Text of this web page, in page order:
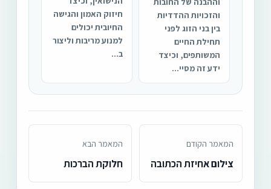
והזכויות ההדדיות
בין בני הזוג לפני
תחילת החיים
המשותפים, וכיצד
ידע זה מסיי...
חיזוק האמון והגישה
החיובית יכולים
למנוע מריבות וליצור
ב...
המאמר הקודם
צילום אחיזת הכתובה
המאמר הבא
חלוקת הברכות